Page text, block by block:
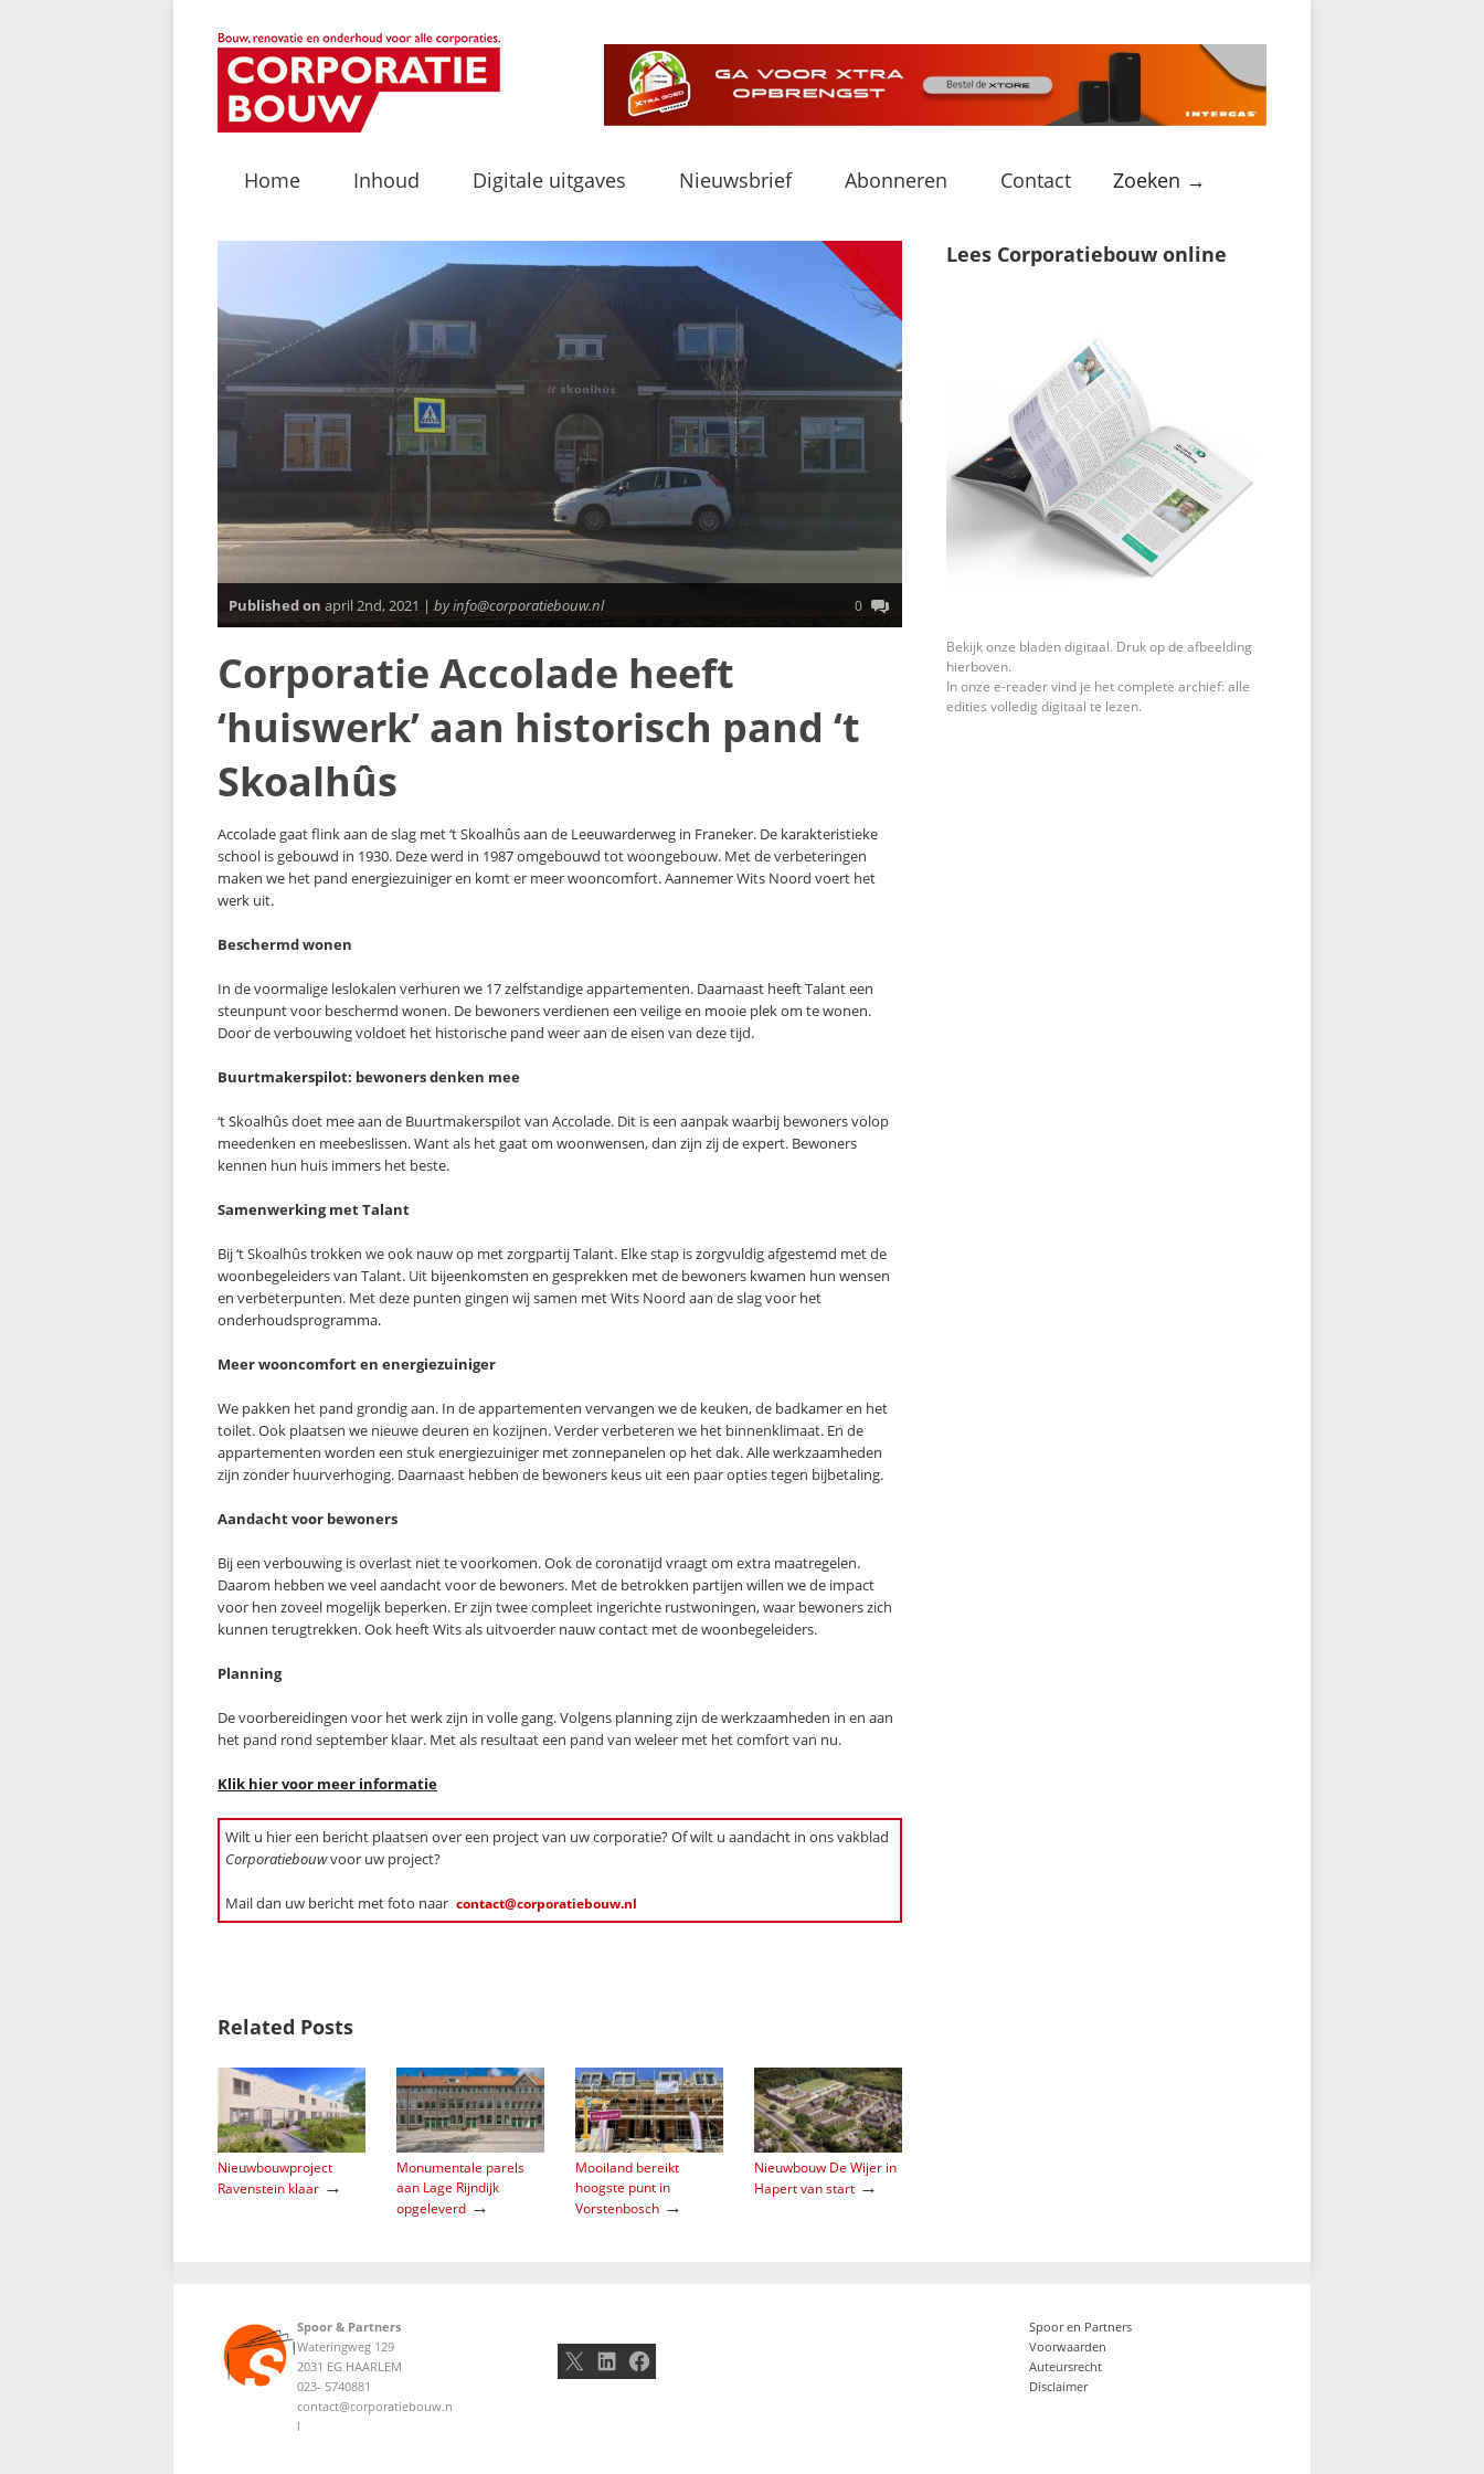
Home Inhoud Digitale uitgaves Nieuwsbrief Abonneren Contact Zoeken →
Nieuws
Published on april 2nd, 2021 | by info@corporatiebouw.nl 0
Corporatie Accolade heeft
‘huiswerk’ aan historisch pand ‘t
Skoalhûs
Accolade gaat flink aan de slag met ‘t Skoalhûs aan de Leeuwarderweg in Franeker. De karakteristieke
school is gebouwd in 1930. Deze werd in 1987 omgebouwd tot woongebouw. Met de verbeteringen
maken we het pand energiezuiniger en komt er meer wooncomfort. Aannemer Wits Noord voert het
werk uit.
Beschermd wonen
In de voormalige leslokalen verhuren we 17 zelfstandige appartementen. Daarnaast heeft Talant een
steunpunt voor beschermd wonen. De bewoners verdienen een veilige en mooie plek om te wonen.
Door de verbouwing voldoet het historische pand weer aan de eisen van deze tijd.
Buurtmakerspilot: bewoners denken mee
‘t Skoalhûs doet mee aan de Buurtmakerspilot van Accolade. Dit is een aanpak waarbij bewoners volop
meedenken en meebeslissen. Want als het gaat om woonwensen, dan zijn zij de expert. Bewoners
kennen hun huis immers het beste.
Samenwerking met Talant
Bij ‘t Skoalhûs trokken we ook nauw op met zorgpartij Talant. Elke stap is zorgvuldig afgestemd met de
woonbegeleiders van Talant. Uit bijeenkomsten en gesprekken met de bewoners kwamen hun wensen
en verbeterpunten. Met deze punten gingen wij samen met Wits Noord aan de slag voor het
onderhoudsprogramma.
Meer wooncomfort en energiezuiniger
We pakken het pand grondig aan. In de appartementen vervangen we de keuken, de badkamer en het
toilet. Ook plaatsen we nieuwe deuren en kozijnen. Verder verbeteren we het binnenklimaat. En de
appartementen worden een stuk energiezuiniger met zonnepanelen op het dak. Alle werkzaamheden
zijn zonder huurverhoging. Daarnaast hebben de bewoners keus uit een paar opties tegen bijbetaling.
Aandacht voor bewoners
Bij een verbouwing is overlast niet te voorkomen. Ook de coronatijd vraagt om extra maatregelen.
Daarom hebben we veel aandacht voor de bewoners. Met de betrokken partijen willen we de impact
voor hen zoveel mogelijk beperken. Er zijn twee compleet ingerichte rustwoningen, waar bewoners zich
kunnen terugtrekken. Ook heeft Wits als uitvoerder nauw contact met de woonbegeleiders.
Planning
De voorbereidingen voor het werk zijn in volle gang. Volgens planning zijn de werkzaamheden in en aan
het pand rond september klaar. Met als resultaat een pand van weleer met het comfort van nu.
Klik hier voor meer informatie
Wilt u hier een bericht plaatsen over een project van uw corporatie? Of wilt u aandacht in ons vakblad
Corporatiebouwvoor uw project?
Mail dan uw bericht met foto naar contact@corporatiebouw.nl
Related Posts
Nieuwbouwproject
Ravenstein klaar →
Monumentale parels
aan Lage Rijndijk
opgeleverd →
Mooiland bereikt
hoogste punt in
Vorstenbosch →
Nieuwbouw De Wijer in
Hapert van start →
Lees Corporatiebouw online
Bekijk onze bladen digitaal. Druk op de afbeelding
hierboven.
In onze e-reader vind je het complete archief: alle
edities volledig digitaal te lezen.
Spoor & Partners
Wateringweg 129
2031 EG HAARLEM
023- 5740881
contact@corporatiebouw.n
l
X LinkedIn
Facebook
Spoor en Partners
Voorwaarden
Auteursrecht
Disclaimer